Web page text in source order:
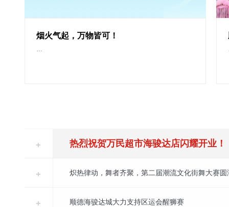
烟火气起，万物皆可！
热烈祝贺万民超市海骏达店闪耀开业！
炽热律动，舞者齐聚，第二届潮流文化街舞大赛圆
顺德海骏达城大力支持区运会醒狮赛